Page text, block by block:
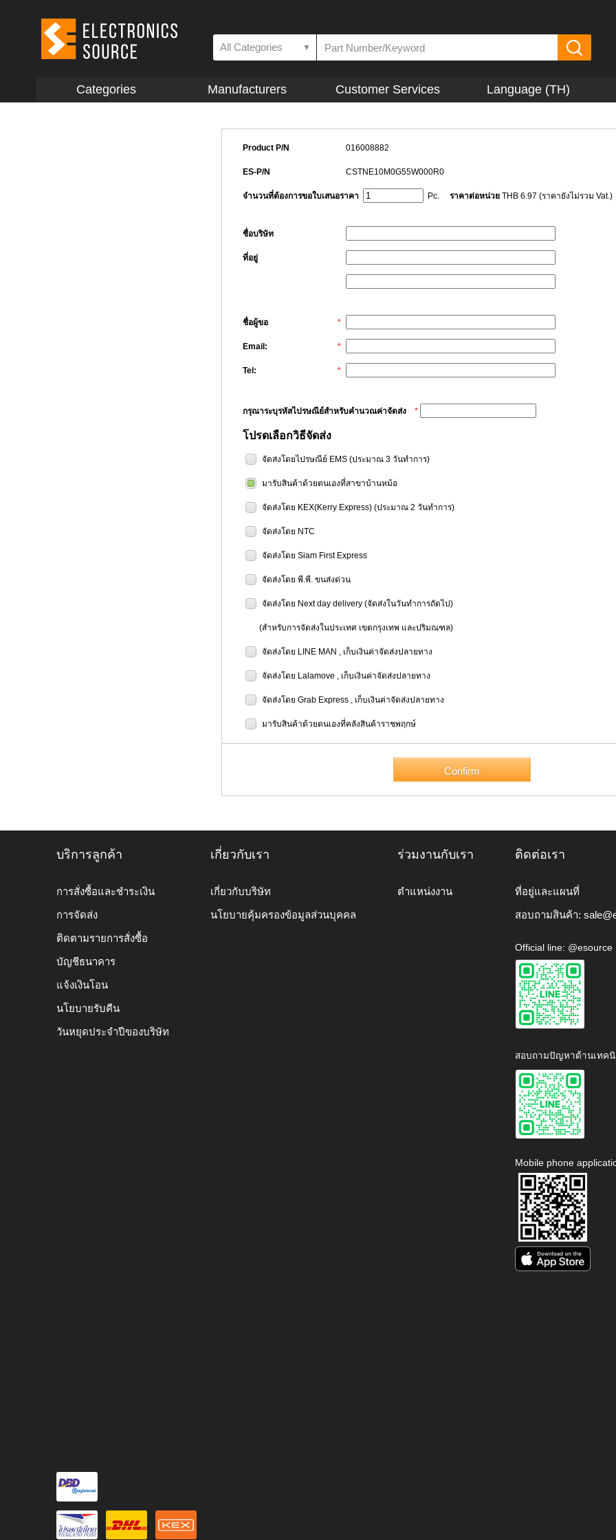
All Categories ▼
Categories Manufacturers Customer Services Language (TH)
Product P/N 016008882
ES-P/N CSTNE10M0G55W000R0
จำนวนที่ต้องการขอใบเสนอราคา Pc. ราคาต่อหน่วย THB 6.97 (ราคายังไม่รวม Vat.)
ชื่อบริษัท
ที่อยู่
ชื่อผู้ขอ *
Email: *
Tel: *
กรุณาระบุรหัสไปรษณีย์สำหรับคำนวณค่าจัดส่ง *
โปรดเลือกวิธีจัดส่ง
จัดส่งโดยไปรษณีย์ EMS (ประมาณ 3 วันทำการ)
มารับสินค้าด้วยตนเองที่สาขาบ้านหม้อ
จัดส่งโดย KEX(Kerry Express) (ประมาณ 2 วันทำการ)
จัดส่งโดย NTC
จัดส่งโดย Siam First Express
จัดส่งโดย พี.พี. ขนส่งด่วน
จัดส่งโดย Next day delivery (จัดส่งในวันทำการถัดไป)
(สำหรับการจัดส่งในประเทศ เขตกรุงเทพ และปริมณฑล)
จัดส่งโดย LINE MAN , เก็บเงินค่าจัดส่งปลายทาง
จัดส่งโดย Lalamove , เก็บเงินค่าจัดส่งปลายทาง
จัดส่งโดย Grab Express , เก็บเงินค่าจัดส่งปลายทาง
มารับสินค้าด้วยตนเองที่คลังสินค้าราชพฤกษ์
บริการลูกค้า
การสั่งซื้อและชำระเงิน
การจัดส่ง
ติดตามรายการสั่งซื้อ
บัญชีธนาคาร
แจ้งเงินโอน
นโยบายรับคืน
วันหยุดประจำปีของบริษัท
เกี่ยวกับเรา
เกี่ยวกับบริษัท
นโยบายคุ้มครองข้อมูลส่วนบุคคล
ร่วมงานกับเรา
ตำแหน่งงาน
ติดต่อเรา
ที่อยู่และแผนที่
สอบถามสินค้า:
Official line: @esource
สอบถามปัญหาด้านเทคนิ
Mobile phone